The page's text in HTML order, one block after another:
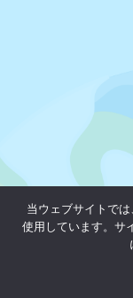
当ウェブサイトで
使用しています。サ